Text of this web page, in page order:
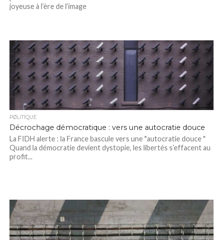
joyeuse à l’ère de l’image
PØLITIQUE
Décrochage démocratique : vers une autocratie douce
La FIDH alerte : la France bascule vers une "autocratie douce "
Quand la démocratie devient dystopie, les libertés s’effacent au
profit...